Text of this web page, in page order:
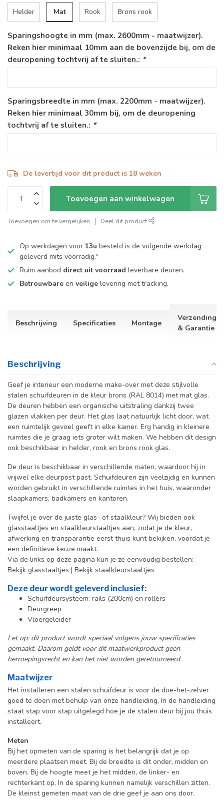
Helder Mat Rook Brons rook
Sparingshoogte in mm (max. 2600mm - maatwijzer).
Reken hier minimaal 10mm aan de bovenzijde bij, om de
deuropening tochtvrij af te sluiten.: *
Sparingsbreedte in mm (max. 2200mm - maatwijzer).
Reken hier minimaal 30mm bij, om de deuropening
tochtvrij af te sluiten.: *
De levertijd voor dit product is 18 weken
Toevoegen aan winkelwagen
Toevoegen om te vergelijken Deel dit product
Op werkdagen voor 13u besteld is de volgende werkdag
geleverd mits voorradig.*
Ruim aanbod direct uit voorraad leverbare deuren.
Betrouwbare en veilige levering met tracking.
Beschrijving Specificaties Montage
Verzending
& Garantie
Beschrijving
Geef je interieur een moderne make-over met deze stijlvolle
stalen schuifdeuren in de kleur brons (RAL 8014) met mat glas.
De deuren hebben een organische uitstraling dankzij twee
glazen vlakken per deur. Het glas laat natuurlijk licht door, wat
een ruimtelijk gevoel geeft in elke kamer. Erg handig in kleinere
ruimtes die je graag iets groter wilt maken. We hebben dit design
ook beschikbaar in helder, rook en brons rook glas.
De deur is beschikbaar in verschillende maten, waardoor hij in
vrijwel elke deurpost past. Schuifdeuren zijn veelzijdig en kunnen
worden gebruikt in verschillende ruimtes in het huis, waaronder
slaapkamers, badkamers en kantoren.
Twijfel je over de juiste glas- of staalkleur? Wij bieden ook
glasstaaltjes en staalkleurstaaltjes aan, zodat je de kleur,
afwerking en transparantie eerst thuis kunt bekijken, voordat je
een definitieve keuze maakt.
Via de links op deze pagina kun je ze eenvoudig bestellen:
Bekijk glasstaaltjes | Bekijk staalkleurstaaltjes
Deze deur wordt geleverd inclusief:
Schuifdeursysteem: rails (200cm) en rollers
Deurgreep
Vloergeleider
Let op: dit product wordt speciaal volgens jouw specificaties
gemaakt. Daarom geldt voor dit maatwerkproduct geen
herroepingsrecht en kan het niet worden geretourneerd.
Maatwijzer
Het installeren een stalen schuifdeur is voor de doe-het-zelver
goed te doen met behulp van onze handleiding. In de handleiding
staat stap voor stap uitgelegd hoe je de stalen deur bij jou thuis
installeert.
Meten
Bij het opmeten van de sparing is het belangrijk dat je op
meerdere plaatsen meet. Bij de breedte is dit onder, midden en
boven. Bij de hoogte meet je het midden, de linker- en
rechterkant op. In de sparing kunnen namelijk verschillen zitten.
De kleinst gemeten maat van de drie geef je aan ons door.